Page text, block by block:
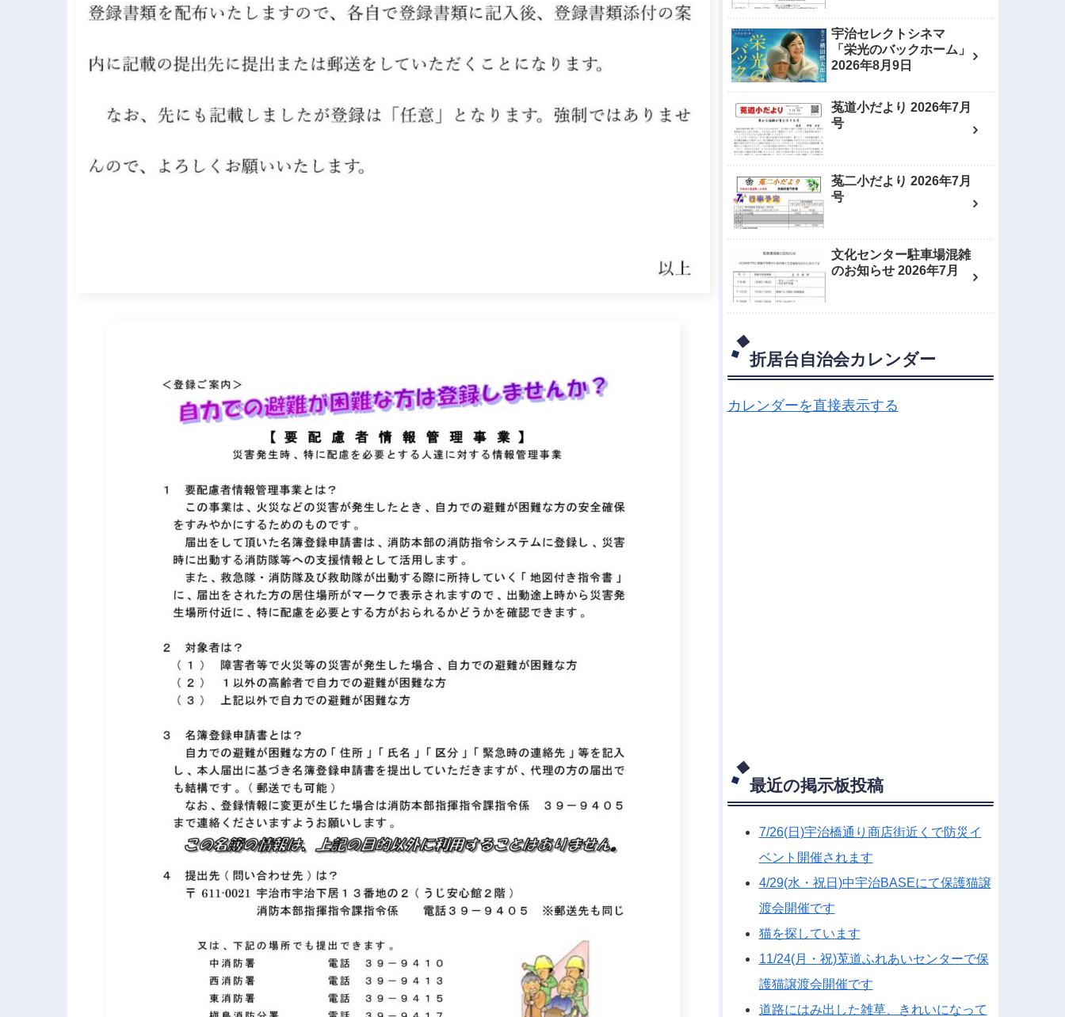
宇治セレクトシネマ
「栄光のバックホーム」
2026年8月9日
菟道小だより 2026年7月
号
菟二小だより 2026年7月
号
文化センター駐車場混雑
のお知らせ 2026年7月
折居台自治会カレンダー
カレンダーを直接表示する
最近の掲示板投稿
7/26(日)宇治橋通り商店街近くで防災イ
ベント開催されます
4/29(水・祝日)中宇治BASEにて保護猫譲
渡会開催です
猫を探しています
11/24(月・祝)莵道ふれあいセンターで保
護猫譲渡会開催です
道路にはみ出した雑草、きれいになって